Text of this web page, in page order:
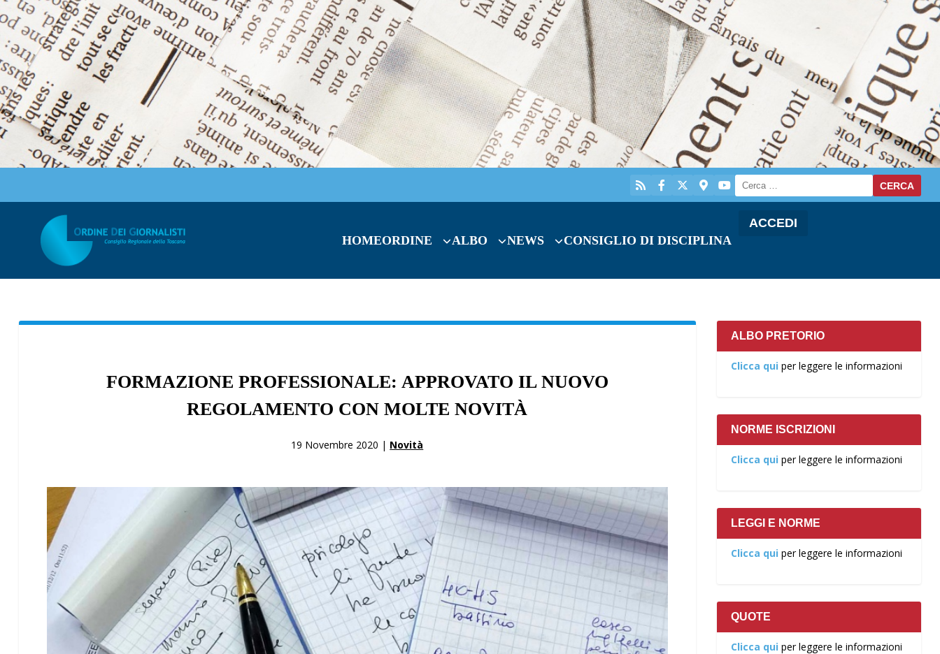
HOMEORDINE ALBO NEWS CONSIGLIO DI DISCIPLINA
ACCEDI
FORMAZIONE PROFESSIONALE: APPROVATO IL NUOVO
REGOLAMENTO CON MOLTE NOVITÀ
19 Novembre 2020 | Novità
ALBO PRETORIO
Clicca qui per leggere le informazioni
NORME ISCRIZIONI
Clicca qui per leggere le informazioni
LEGGI E NORME
Clicca qui per leggere le informazioni
QUOTE
Clicca qui per leggere le informazioni